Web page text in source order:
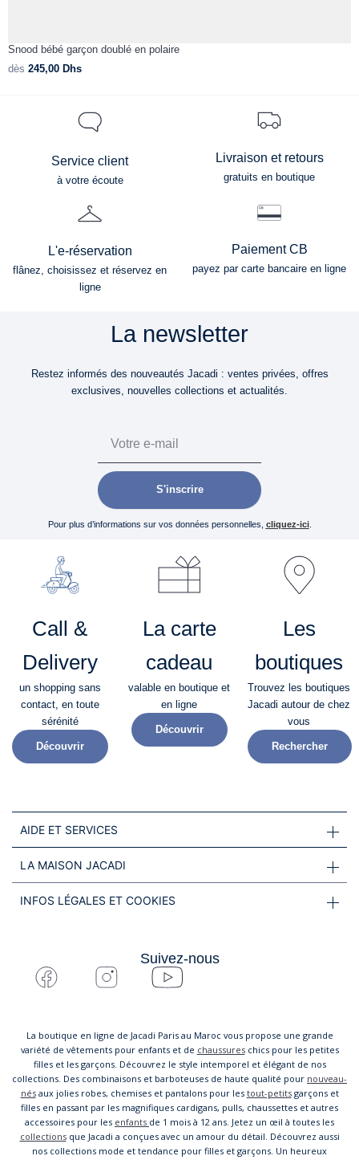
Snood bébé garçon doublé en polaire
dès 245,00 Dhs
Service client
à votre écoute
Livraison et retours
gratuits en boutique
L'e-réservation
flânez, choisissez et réservez en
ligne
Paiement CB
payez par carte bancaire en ligne
La newsletter
Restez informés des nouveautés Jacadi : ventes privées, offres
exclusives, nouvelles collections et actualités.
S'inscrire
Pour plus d’informations sur vos données personnelles, cliquez-ici.
Call &
Delivery
un shopping sans
contact, en toute
sérénité​
Découvrir
La carte
cadeau
valable en boutique et
en ligne
Découvrir
Les
boutiques
Trouvez les boutiques
Jacadi autour de chez
vous
Rechercher
AIDE ET SERVICES
LA MAISON JACADI
INFOS LÉGALES ET COOKIES
Suivez-nous
La boutique en ligne de Jacadi Paris au Maroc vous propose une grande
variété de vêtements pour enfants et de chaussureschics pour les petites
filles et les garçons. Découvrez le style intemporel et élégant de nos
collections. Des combinaisons et barboteuses de haute qualité pour nouveau-
nésaux jolies robes, chemises et pantalons pour les tout-petitsgarçons et
filles en passant par les magnifiques cardigans, pulls, chaussettes et autres
accessoires pour les enfants de 1 mois à 12 ans. Jetez un œil à toutes les
collectionsque Jacadi a conçues avec un amour du détail. Découvrez aussi
nos collections mode et tendance pour filles et garçons. Un heureux